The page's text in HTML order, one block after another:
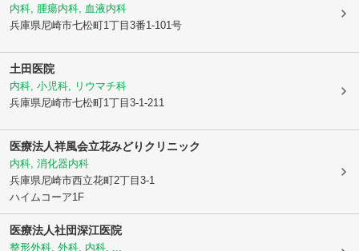
内科, 腫瘍内科, 血液内科
兵庫県尼崎市七松町1丁目3番1-101号
土田医院
内科, 小児科, リウマチ科
兵庫県尼崎市七松町1丁目3-1-211
医療法人祥風会立花みどりクリニック
内科, 消化器内科
兵庫県尼崎市西立花町2丁目3-1
ハイムコーア1F
医療法人社団深江医院
整形外科, 外科, 内科, ...